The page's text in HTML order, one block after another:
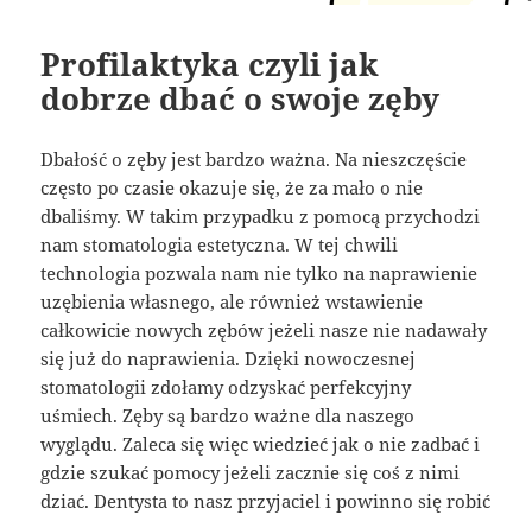
Profilaktyka czyli jak
dobrze dbać o swoje zęby
Dbałość o zęby jest bardzo ważna. Na nieszczęście
często po czasie okazuje się, że za mało o nie
dbaliśmy. W takim przypadku z pomocą przychodzi
nam stomatologia estetyczna. W tej chwili
technologia pozwala nam nie tylko na naprawienie
uzębienia własnego, ale również wstawienie
całkowicie nowych zębów jeżeli nasze nie nadawały
się już do naprawienia. Dzięki nowoczesnej
stomatologii zdołamy odzyskać perfekcyjny
uśmiech. Zęby są bardzo ważne dla naszego
wyglądu. Zaleca się więc wiedzieć jak o nie zadbać i
gdzie szukać pomocy jeżeli zacznie się coś z nimi
dziać. Dentysta to nasz przyjaciel i powinno się robić